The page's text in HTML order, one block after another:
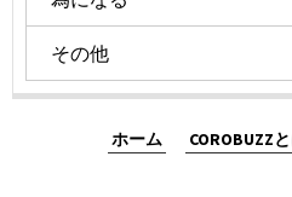
その他
ホーム COROBUZZ